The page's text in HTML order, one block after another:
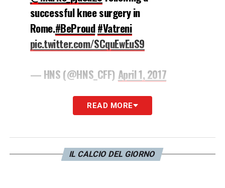
successful knee surgery in
Rome.#BeProud#Vatreni
pic.twitter.com/SCquEwEuS9
— HNS (@HNS_CFF) April 1, 2017
LA PLAYLIST DELLE NOSTRE TOP NEWS
READ MORE
IL CALCIO DEL GIORNO